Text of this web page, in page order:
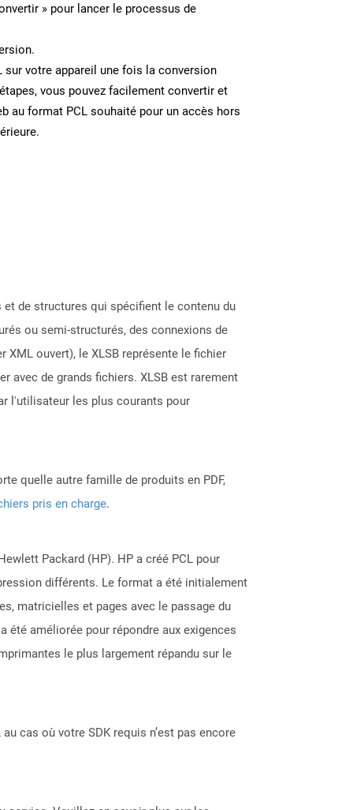
» pour lancer le processus de
sur votre appareil une fois la conversion
vous pouvez facilement convertir et
au format PCL souhaité pour un accès hors
de structures qui spécifient le contenu du
ou semi-structurés, des connexions de
ouvert), le XLSB représente le fichier
avec de grands fichiers. XLSB est rarement
l'utilisateur les plus courants pour
quelle autre famille de produits en PDF,
pris en charge.
Packard (HP). HP a créé PCL pour
différents. Le format a été initialement
matricielles et pages avec le passage du
améliorée pour répondre aux exigences
le plus largement répandu sur le
cas où votre SDK requis n’est pas encore